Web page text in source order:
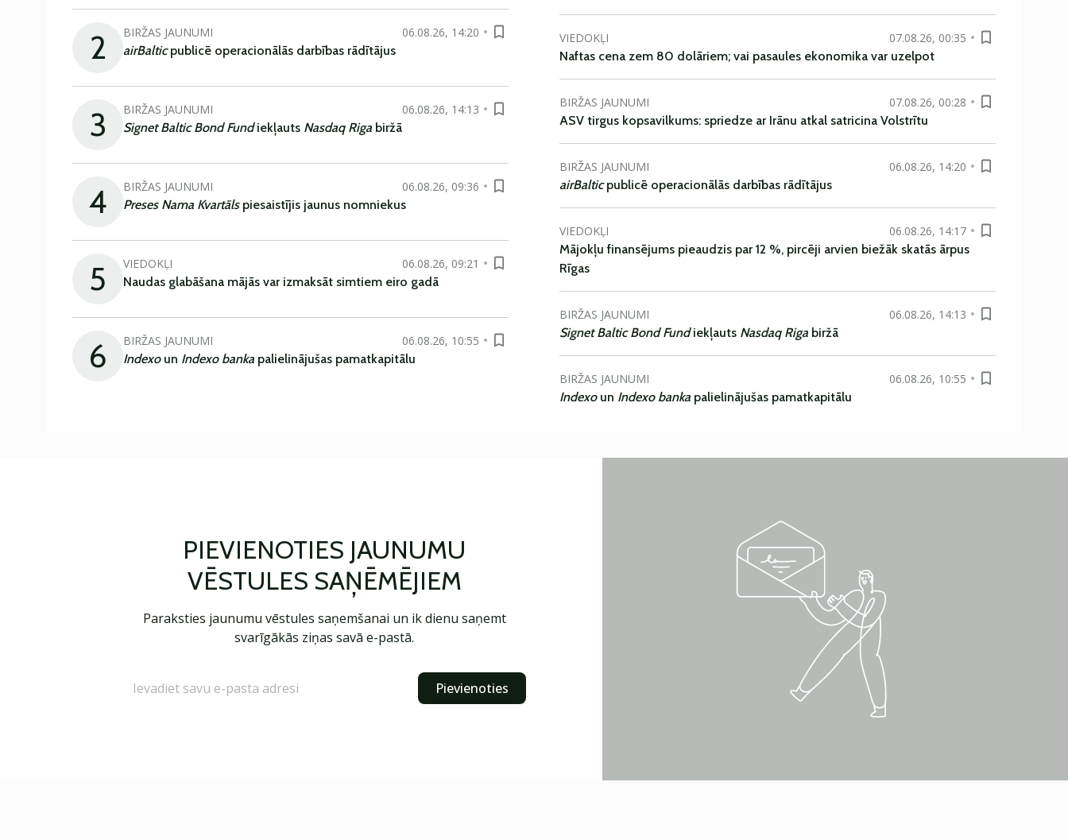
2 BIRŽAS JAUNUMI
06.08.26, 14:20
airBalticpublicē operacionālās darbības rādītājus
3 BIRŽAS JAUNUMI
06.08.26, 14:13
Signet Baltic Bond Fundiekļauts Nasdaq Riga biržā
4 BIRŽAS JAUNUMI
06.08.26, 09:36
Preses Nama Kvartāls piesaistījis jaunus nomniekus
5 VIEDOKĻI
06.08.26, 09:21
Naudas glabāšana mājās var izmaksāt simtiem eiro gadā
6 BIRŽAS JAUNUMI
06.08.26, 10:55
Indexoun Indexo banka palielinājušas pamatkapitālu
VIEDOKĻI
07.08.26, 00:35
Naftas cena zem 80 dolāriem; vai pasaules ekonomika var uzelpot
BIRŽAS JAUNUMI
07.08.26, 00:28
ASV tirgus kopsavilkums: spriedze ar Irānu atkal satricina Volstrītu
BIRŽAS JAUNUMI
06.08.26, 14:20
airBalticpublicē operacionālās darbības rādītājus
VIEDOKĻI
06.08.26, 14:17
Mājokļu finansējums pieaudzis par 12 %, pircēji arvien biežāk skatās ārpus
Rīgas
BIRŽAS JAUNUMI
06.08.26, 14:13
Signet Baltic Bond Fundiekļauts Nasdaq Riga biržā
BIRŽAS JAUNUMI
06.08.26, 10:55
Indexoun Indexo banka palielinājušas pamatkapitālu
PIEVIENOTIES JAUNUMU
VĒSTULES SAŅĒMĒJIEM
Paraksties jaunumu vēstules saņemšanai un ik dienu saņemt
svarīgākās ziņas savā e-pastā.
Pievienoties